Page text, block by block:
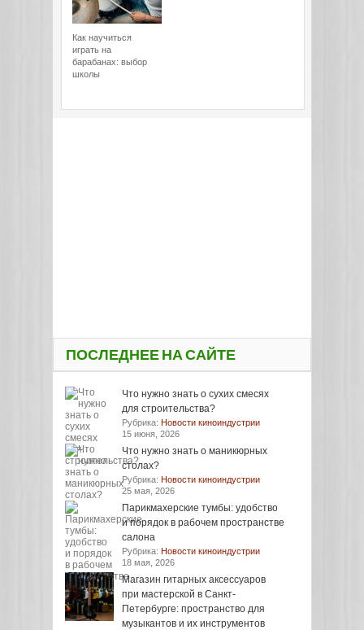
Как научиться
играть на
барабанах: выбор
школы
ПОСЛЕДНЕЕ НА САЙТЕ
Что нужно знать о сухих смесях
для строительства?
Рубрика: Новости киноиндустрии
15 июня, 2026
Что нужно знать о маникюрных
столах?
Рубрика: Новости киноиндустрии
25 мая, 2026
Парикмахерские тумбы: удобство
и порядок в рабочем пространстве
салона
Рубрика: Новости киноиндустрии
18 мая, 2026
Магазин гитарных аксессуаров
при мастерской в Санкт-
Петербурге: пространство для
музыкантов и их инструментов